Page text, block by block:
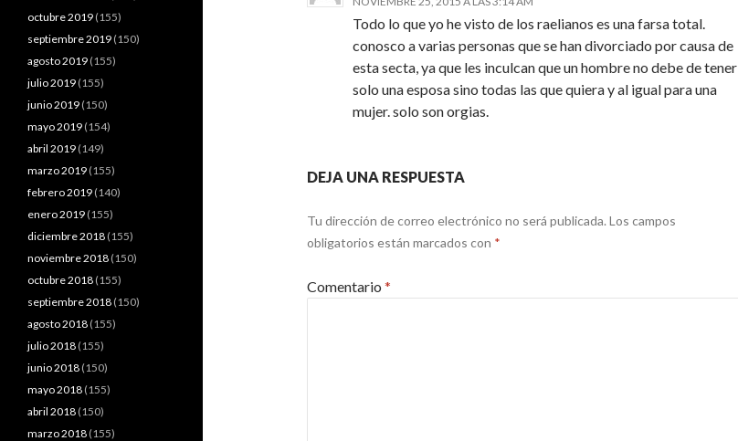
Todo lo que yo he visto de los raelianos es una farsa total.
conosco a varias personas que se han divorciado por causa de
esta secta, ya que les inculcan que un hombre no debe de tener
solo una esposa sino todas las que quiera y al igual para una
mujer. solo son orgias.
DEJA UNA RESPUESTA
Tu dirección de correo electrónico no será publicada. Los campos
obligatorios están marcados con *
Comentario *
octubre 2019 (155)
septiembre 2019 (150)
agosto 2019 (155)
julio 2019 (155)
junio 2019 (150)
mayo 2019 (154)
abril 2019 (149)
marzo 2019 (155)
febrero 2019 (140)
enero 2019 (155)
diciembre 2018 (155)
noviembre 2018 (150)
octubre 2018 (155)
septiembre 2018 (150)
agosto 2018 (155)
julio 2018 (155)
junio 2018 (150)
mayo 2018 (155)
abril 2018 (150)
marzo 2018 (155)